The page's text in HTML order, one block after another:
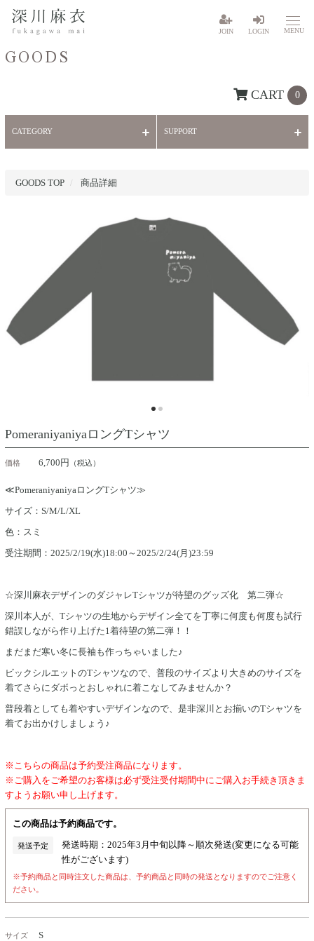
JOIN LOGIN MENU
GOODS
CART 0
CATEGORY SUPPORT
GOODS TOP 商品詳細
PomeraniyaniyaロングTシャツ
価格 6,700円 （税込）
≪PomeraniyaniyaロングTシャツ≫
サイズ：S/M/L/XL
色：スミ
受注期間：2025/2/19(水)18:00～2025/2/24(月)23:59
☆深川麻衣デザインのダジャレTシャツが待望のグッズ化 第二弾☆
深川本人が、Tシャツの生地からデザイン全てを丁寧に何度も何度も試行
錯誤しながら作り上げた1着待望の第二弾！！
まだまだ寒い冬に長袖も作っちゃいました♪
ビックシルエットのTシャツなので、普段のサイズより大きめのサイズを
着てさらにダボっとおしゃれに着こなしてみませんか？
普段着としても着やすいデザインなので、是非深川とお揃いのTシャツを
着てお出かけしましょう♪
※こちらの商品は予約受注商品になります。
※ご購入をご希望のお客様は必ず受注受付期間中にご購入お手続き頂きま
すようお願い申し上げます。
この商品は予約商品です。
発送予定
発送時期：2025年3月中旬以降～順次発送(変更になる可能
性がございます)
※予約商品と同時注文した商品は、予約商品と同時の発送となりますのでご注意く
ださい。
サイズ S